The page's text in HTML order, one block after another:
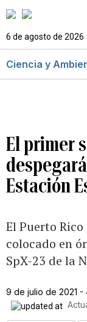
6 de agosto de 2026
Ciencia y
El primer
Estación
El Puerto
colocado en
SpX-23 de la
9 de julio de 2021 -